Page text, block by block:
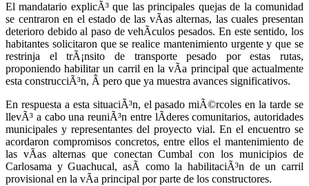
El mandatario explicÃ³ que las principales quejas de la comunidad
se centraron en el estado de las vÃ­as alternas, las cuales presentan
deterioro debido al paso de vehÃ­culos pesados. En este sentido, los
habitantes solicitaron que se realice mantenimiento urgente y que se
restrinja el trÃ¡nsito de transporte pesado por estas rutas,
proponiendo habilitar un carril en la vÃ­a principal que actualmente
esta construcciÃ³n, Â pero que ya muestra avances significativos.
En respuesta a esta situaciÃ³n, el pasado miÃ©rcoles en la tarde se
llevÃ³ a cabo una reuniÃ³n entre lÃ­deres comunitarios, autoridades
municipales y representantes del proyecto vial. En el encuentro se
acordaron compromisos concretos, entre ellos el mantenimiento de
las vÃ­as alternas que conectan Cumbal con los municipios de
Carlosama y Guachucal, asÃ­ como la habilitaciÃ³n de un carril
provisional en la vÃ­a principal por parte de los constructores.